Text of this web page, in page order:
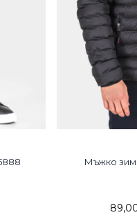
Мъжко